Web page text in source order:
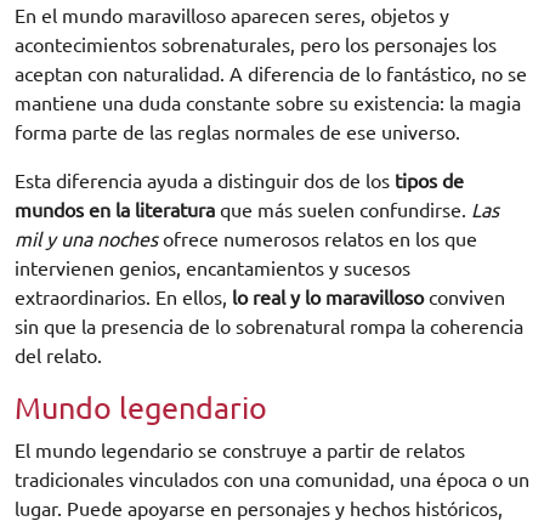
En el mundo maravilloso aparecen seres, objetos y
acontecimientos sobrenaturales, pero los personajes los
aceptan con naturalidad. A diferencia de lo fantástico, no se
mantiene una duda constante sobre su existencia: la magia
forma parte de las reglas normales de ese universo.
Esta diferencia ayuda a distinguir dos de los tipos de
mundos en la literatura que más suelen confundirse. Las
mil y una nochesofrece numerosos relatos en los que
intervienen genios, encantamientos y sucesos
extraordinarios. En ellos, lo real y lo maravillosoconviven
sin que la presencia de lo sobrenatural rompa la coherencia
del relato.
Mundo legendario
El mundo legendario se construye a partir de relatos
tradicionales vinculados con una comunidad, una época o un
lugar. Puede apoyarse en personajes y hechos históricos,